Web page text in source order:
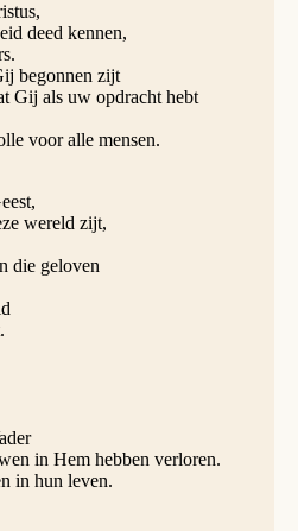
deed kennen,
begonnen zijt
Gij als uw opdracht hebt
voor alle mensen.
wereld zijt,
die geloven
in Hem hebben verloren.
in hun leven.